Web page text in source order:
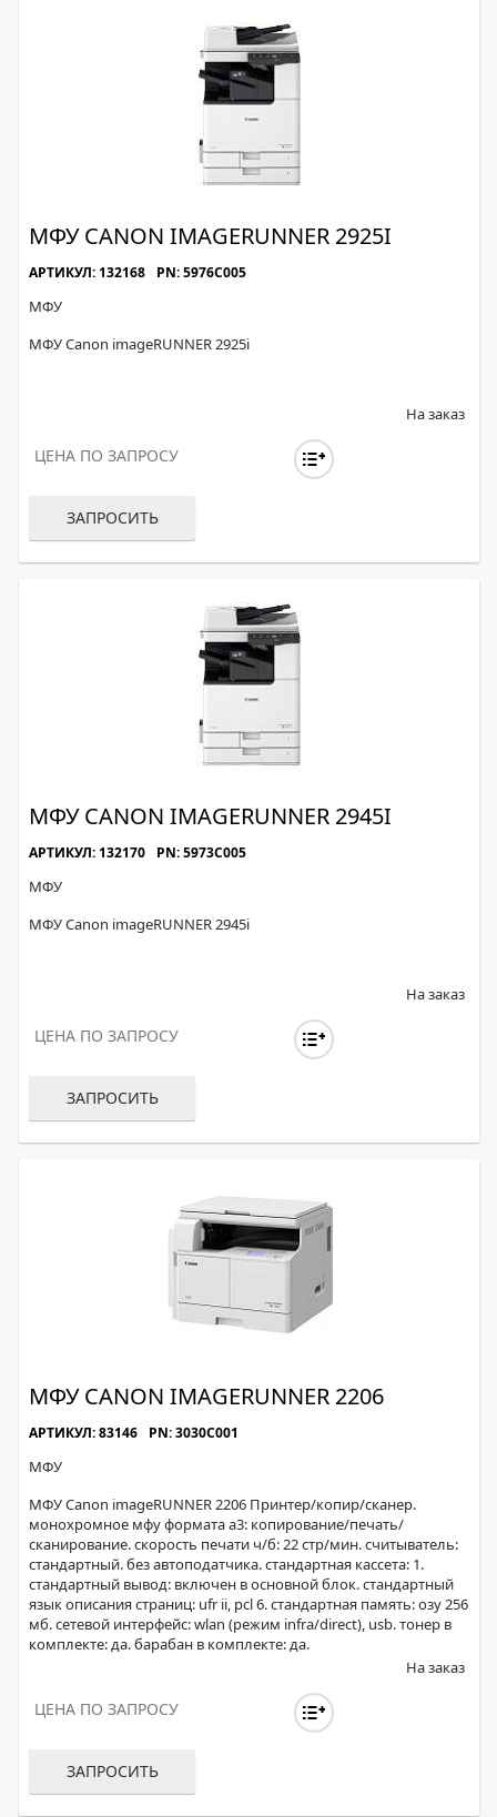
МФУ CANON IMAGERUNNER 2925I
АРТИКУЛ: 132168 PN: 5976C005
МФУ
МФУ Canon imageRUNNER 2925i
На заказ
ЦЕНА ПО ЗАПРОСУ
ЗАПРОСИТЬ
МФУ CANON IMAGERUNNER 2945I
АРТИКУЛ: 132170 PN: 5973C005
МФУ
МФУ Canon imageRUNNER 2945i
На заказ
ЦЕНА ПО ЗАПРОСУ
ЗАПРОСИТЬ
МФУ CANON IMAGERUNNER 2206
АРТИКУЛ: 83146 PN: 3030C001
МФУ
МФУ Canon imageRUNNER 2206 Принтер/копир/сканер.
монохромное мфу формата a3: копирование/печать/
сканирование. скорость печати ч/б: 22 стр/мин. считыватель:
стандартный. без автоподатчика. стандартная кассета: 1.
стандартный вывод: включен в основной блок. стандартный
язык описания страниц: ufr ii, pcl 6. стандартная память: озу 256
мб. сетевой интерфейс: wlan (режим infra/direct), usb. тонер в
комплекте: да. барабан в комплекте: да.
На заказ
ЦЕНА ПО ЗАПРОСУ
ЗАПРОСИТЬ